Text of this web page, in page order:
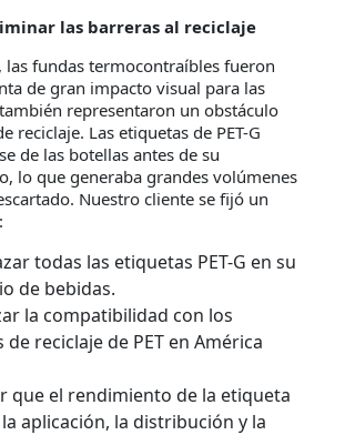
las barreras al reciclaje
las fundas termocontraíbles fueron
de gran impacto visual para las
representaron un obstáculo
reciclaje. Las etiquetas de PET-G
de las botellas antes de su
lo que generaba grandes volúmenes
Nuestro cliente se fijó un
todas las etiquetas PET-G en su
de bebidas.
la compatibilidad con los
de reciclaje de PET en América
que el rendimiento de la etiqueta
aplicación, la distribución y la